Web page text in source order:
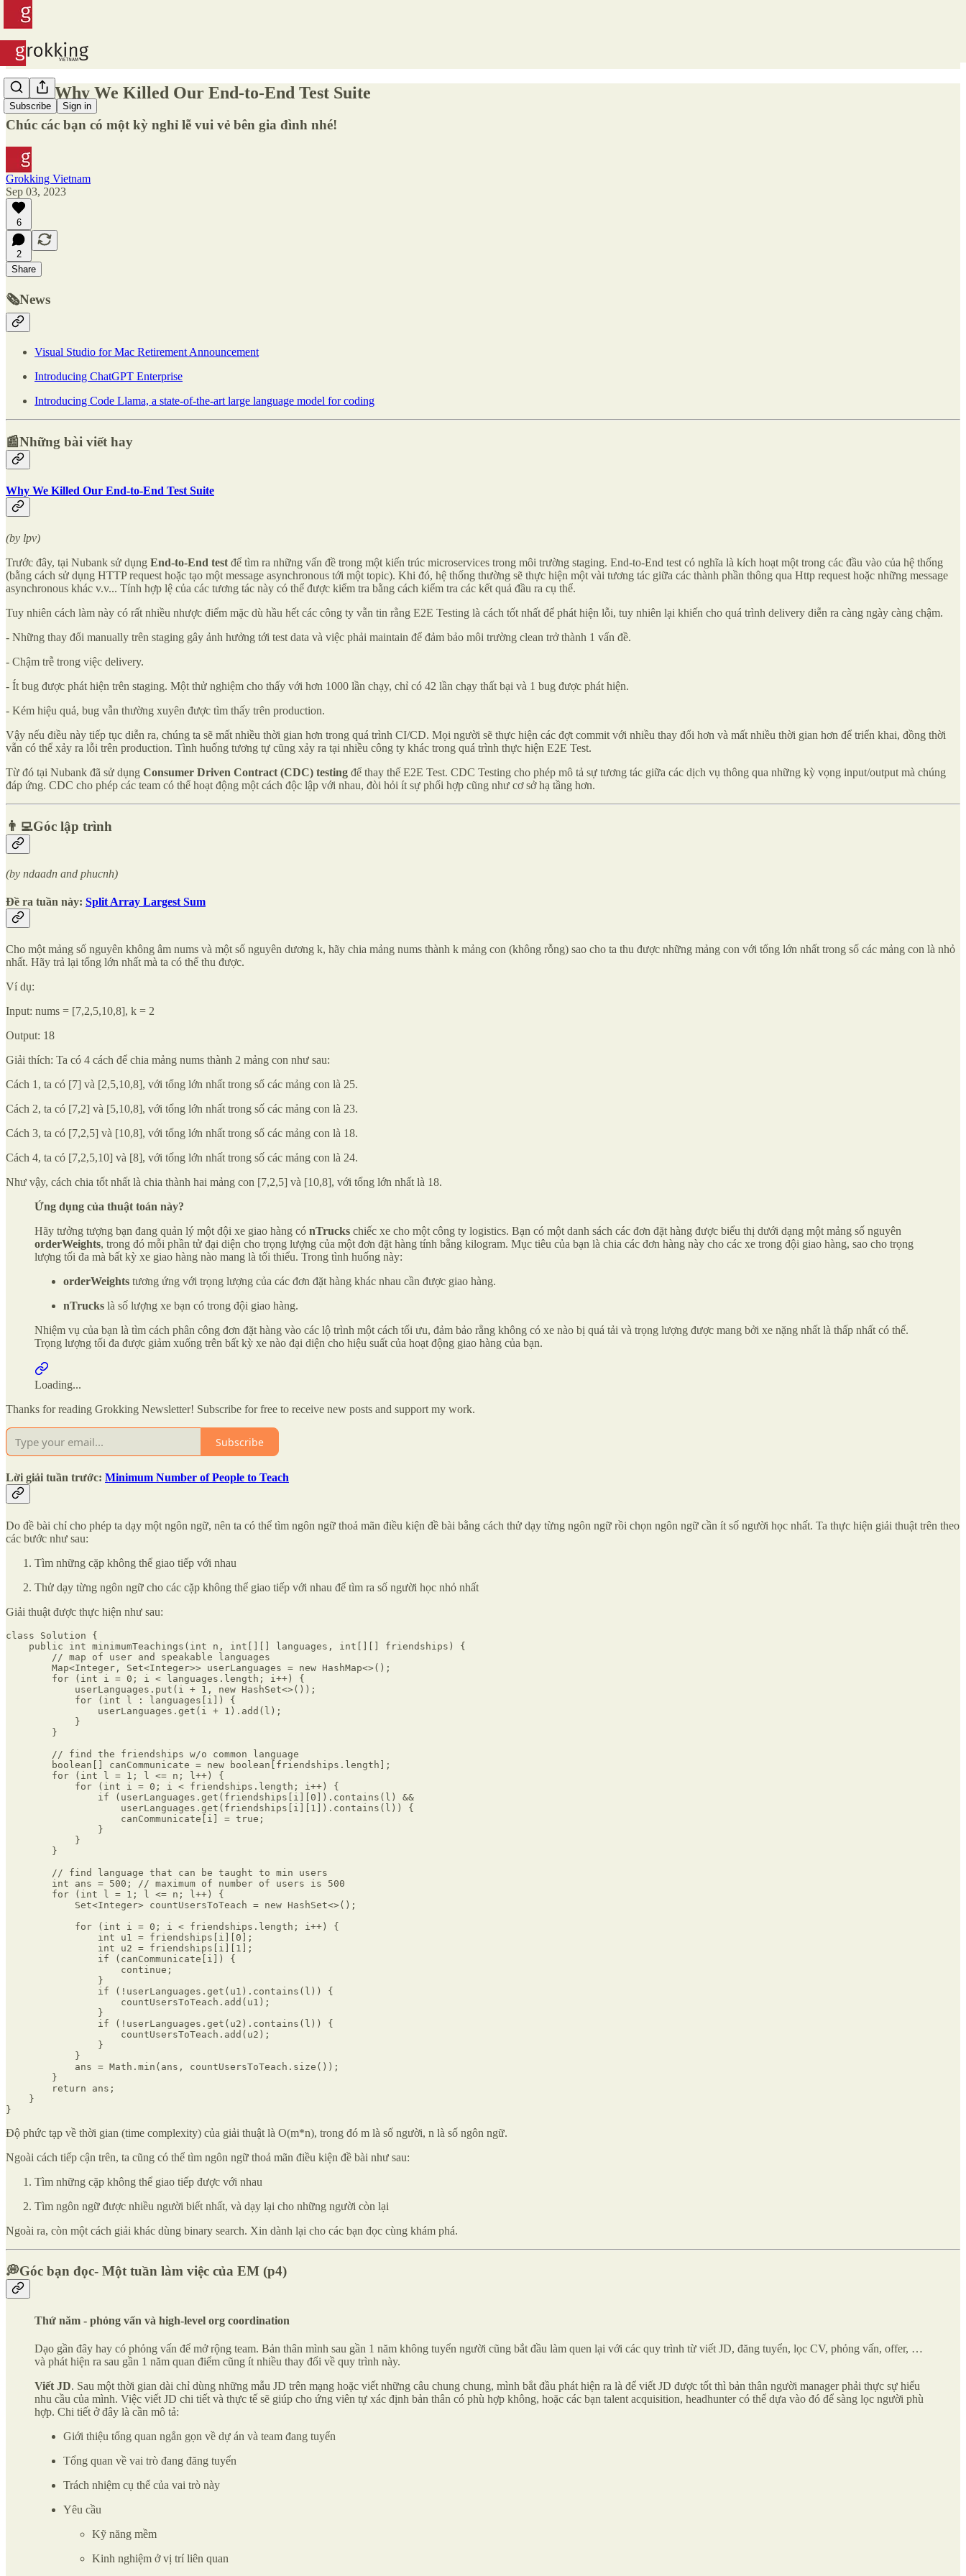
Subscribe Sign in
#264 - Why We Killed Our End-to-End Test Suite
Chúc các bạn có một kỳ nghỉ lễ vui vẻ bên gia đình nhé!
Grokking Vietnam
Sep 03, 2023
6
2
Share
🗞️News
Visual Studio for Mac Retirement Announcement
Introducing ChatGPT Enterprise
Introducing Code Llama, a state-of-the-art large language model for coding
📰Những bài viết hay
Why We Killed Our End-to-End Test Suite
(by lpv)
Trước đây, tại Nubank sử dụng End-to-End test để tìm ra những vấn đề trong một kiến trúc microservices trong môi trường staging. End-to-End test có nghĩa là kích hoạt một trong các đầu vào của hệ thống
(bằng cách sử dụng HTTP request hoặc tạo một message asynchronous tới một topic). Khi đó, hệ thống thường sẽ thực hiện một vài tương tác giữa các thành phần thông qua Http request hoặc những message
asynchronous khác v.v... Tính hợp lệ của các tương tác này có thể được kiểm tra bằng cách kiểm tra các kết quả đầu ra cụ thể.
Tuy nhiên cách làm này có rất nhiều nhược điểm mặc dù hầu hết các công ty vẫn tin rằng E2E Testing là cách tốt nhất để phát hiện lỗi, tuy nhiên lại khiến cho quá trình delivery diễn ra càng ngày càng chậm.
- Những thay đổi manually trên staging gây ảnh hưởng tới test data và việc phải maintain để đảm bảo môi trường clean trở thành 1 vấn đề.
- Chậm trễ trong việc delivery.
- Ít bug được phát hiện trên staging. Một thử nghiệm cho thấy với hơn 1000 lần chạy, chỉ có 42 lần chạy thất bại và 1 bug được phát hiện.
- Kém hiệu quả, bug vẫn thường xuyên được tìm thấy trên production.
Vậy nếu điều này tiếp tục diễn ra, chúng ta sẽ mất nhiều thời gian hơn trong quá trình CI/CD. Mọi người sẽ thực hiện các đợt commit với nhiều thay đổi hơn và mất nhiều thời gian hơn để triển khai, đồng thời
vẫn có thể xảy ra lỗi trên production. Tình huống tương tự cũng xảy ra tại nhiều công ty khác trong quá trình thực hiện E2E Test.
Từ đó tại Nubank đã sử dụng Consumer Driven Contract (CDC) testing để thay thế E2E Test. CDC Testing cho phép mô tả sự tương tác giữa các dịch vụ thông qua những kỳ vọng input/output mà chúng
đáp ứng. CDC cho phép các team có thể hoạt động một cách độc lập với nhau, đòi hỏi ít sự phối hợp cũng như cơ sở hạ tầng hơn.
👨‍💻Góc lập trình
(by ndaadn and phucnh)
Đề ra tuần này: Split Array Largest Sum
Cho một mảng số nguyên không âm nums và một số nguyên dương k, hãy chia mảng nums thành k mảng con (không rỗng) sao cho ta thu được những mảng con với tổng lớn nhất trong số các mảng con là nhỏ
nhất. Hãy trả lại tổng lớn nhất mà ta có thể thu được.
Ví dụ:
Input: nums = [7,2,5,10,8], k = 2
Output: 18
Giải thích: Ta có 4 cách để chia mảng nums thành 2 mảng con như sau:
Cách 1, ta có [7] và [2,5,10,8], với tổng lớn nhất trong số các mảng con là 25.
Cách 2, ta có [7,2] và [5,10,8], với tổng lớn nhất trong số các mảng con là 23.
Cách 3, ta có [7,2,5] và [10,8], với tổng lớn nhất trong số các mảng con là 18.
Cách 4, ta có [7,2,5,10] và [8], với tổng lớn nhất trong số các mảng con là 24.
Như vậy, cách chia tốt nhất là chia thành hai mảng con [7,2,5] và [10,8], với tổng lớn nhất là 18.
Ứng dụng của thuật toán này?
Hãy tưởng tượng bạn đang quản lý một đội xe giao hàng có nTrucks chiếc xe cho một công ty logistics. Bạn có một danh sách các đơn đặt hàng được biểu thị dưới dạng một mảng số nguyên
orderWeights, trong đó mỗi phần tử đại diện cho trọng lượng của một đơn đặt hàng tính bằng kilogram. Mục tiêu của bạn là chia các đơn hàng này cho các xe trong đội giao hàng, sao cho trọng
lượng tối đa mà bất kỳ xe giao hàng nào mang là tối thiểu. Trong tình huống này:
orderWeights tương ứng với trọng lượng của các đơn đặt hàng khác nhau cần được giao hàng.
nTrucks là số lượng xe bạn có trong đội giao hàng.
Nhiệm vụ của bạn là tìm cách phân công đơn đặt hàng vào các lộ trình một cách tối ưu, đảm bảo rằng không có xe nào bị quá tải và trọng lượng được mang bởi xe nặng nhất là thấp nhất có thể.
Trọng lượng tối đa được giảm xuống trên bất kỳ xe nào đại diện cho hiệu suất của hoạt động giao hàng của bạn.
Loading...
Thanks for reading Grokking Newsletter! Subscribe for free to receive new posts and support my work.
Subscribe
Lời giải tuần trước: Minimum Number of People to Teach
Do đề bài chỉ cho phép ta dạy một ngôn ngữ, nên ta có thể tìm ngôn ngữ thoả mãn điều kiện đề bài bằng cách thử dạy từng ngôn ngữ rồi chọn ngôn ngữ cần ít số người học nhất. Ta thực hiện giải thuật trên theo
các bước như sau:
Tìm những cặp không thể giao tiếp với nhau
Thử dạy từng ngôn ngữ cho các cặp không thể giao tiếp với nhau để tìm ra số người học nhỏ nhất
‌Giải thuật được thực hiện như sau:
class Solution {
    public int minimumTeachings(int n, int[][] languages, int[][] friendships) {
        // map of user and speakable languages
        Map<Integer, Set<Integer>> userLanguages = new HashMap<>();
        for (int i = 0; i < languages.length; i++) {
            userLanguages.put(i + 1, new HashSet<>());
            for (int l : languages[i]) {
                userLanguages.get(i + 1).add(l);
            }
        }
        // find the friendships w/o common language
        boolean[] canCommunicate = new boolean[friendships.length];
        for (int l = 1; l <= n; l++) {
            for (int i = 0; i < friendships.length; i++) {
                if (userLanguages.get(friendships[i][0]).contains(l) &&
                    userLanguages.get(friendships[i][1]).contains(l)) {
                    canCommunicate[i] = true;
                }
            }
        }
        // find language that can be taught to min users
        int ans = 500; // maximum of number of users is 500
        for (int l = 1; l <= n; l++) {
            Set<Integer> countUsersToTeach = new HashSet<>();
            for (int i = 0; i < friendships.length; i++) {
                int u1 = friendships[i][0];
                int u2 = friendships[i][1];
                if (canCommunicate[i]) {
                    continue;
                }
                if (!userLanguages.get(u1).contains(l)) {
                    countUsersToTeach.add(u1);
                }
                if (!userLanguages.get(u2).contains(l)) {
                    countUsersToTeach.add(u2);
                }
            }
            ans = Math.min(ans, countUsersToTeach.size());
        }
        return ans;
    }
}
Độ phức tạp về thời gian (time complexity) của giải thuật là O(m*n), trong đó m là số người, n là số ngôn ngữ.
‌Ngoài cách tiếp cận trên, ta cũng có thể tìm ngôn ngữ thoả mãn điều kiện đề bài như sau:
Tìm những cặp không thể giao tiếp được với nhau
Tìm ngôn ngữ được nhiều người biết nhất, và dạy lại cho những người còn lại
Ngoài ra, còn một cách giải khác dùng binary search. Xin dành lại cho các bạn đọc cùng khám phá.
💭Góc bạn đọc- Một tuần làm việc của EM (p4)
Thứ năm - phỏng vấn và high-level org coordination
Dạo gần đây hay có phỏng vấn để mở rộng team. Bản thân mình sau gần 1 năm không tuyển người cũng bắt đầu làm quen lại với các quy trình từ viết JD, đăng tuyển, lọc CV, phỏng vấn, offer, …
và phát hiện ra sau gần 1 năm quan điểm cũng ít nhiều thay đổi về quy trình này.
Viết JD. Sau một thời gian dài chỉ dùng những mẫu JD trên mạng hoặc viết những câu chung chung, mình bắt đầu phát hiện ra là để viết JD được tốt thì bản thân người manager phải thực sự hiểu
nhu cầu của mình. Việc viết JD chi tiết và thực tế sẽ giúp cho ứng viên tự xác định bản thân có phù hợp không, hoặc các bạn talent acquisition, headhunter có thể dựa vào đó để sàng lọc người phù
hợp. Chi tiết ở đây là cần mô tả:
Giới thiệu tổng quan ngắn gọn về dự án và team đang tuyển
Tổng quan về vai trò đang đăng tuyển
Trách nhiệm cụ thể của vai trò này
Yêu cầu
Kỹ năng mềm
Kinh nghiệm ở vị trí liên quan